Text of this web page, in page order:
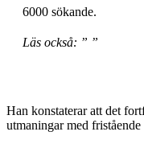
6000 sökande.
Läs också: ” ”
Han konstaterar att det
utmaningar med